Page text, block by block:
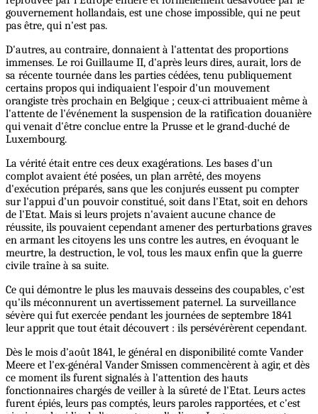
gouvernement hollandais, est une chose impossible, qui ne peut
pas être, qui n'est pas.
D'autres, au contraire, donnaient à l'attentat des proportions
immenses. Le roi Guillaume II, d'après leurs dires, aurait, lors de
sa récente tournée dans les parties cédées, tenu publiquement
certains propos qui indiquaient l'espoir d'un mouvement
orangiste très prochain en Belgique ; ceux-ci attribuaient même à
l'attente de l'événement la suspension de la ratification douanière
qui venait d'être conclue entre la Prusse et le grand-duché de
Luxembourg.
La vérité était entre ces deux exagérations. Les bases d'un
complot avaient été posées, un plan arrêté, des moyens
d'exécution préparés, sans que les conjurés eussent pu compter
sur l'appui d'un pouvoir constitué, soit dans l'Etat, soit en dehors
de l'Etat. Mais si leurs projets n'avaient aucune chance de
réussite, ils pouvaient cependant amener des perturbations graves
en armant les citoyens les uns contre les autres, en évoquant le
meurtre, la destruction, le vol, tous les maux enfin que la guerre
civile traîne à sa suite.
Ce qui démontre le plus les mauvais desseins des coupables, c'est
qu'ils méconnurent un avertissement paternel. La surveillance
sévère qui fut exercée pendant les journées de septembre 1841
leur apprit que tout était découvert : ils persévérèrent cependant.
Dès le mois d'août 1841, le général en disponibilité comte Vander
Meere et l'ex-général Vander Smissen commencèrent à agir, et dès
ce moment ils furent signalés à l'attention des hauts
fonctionnaires chargés de veiller à la sûreté de l'Etat. Leurs actes
furent épiés, leurs pas comptés, leurs paroles rapportées, et c'est